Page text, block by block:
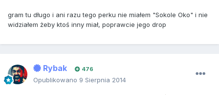
gram tu długo i ani razu tego perku nie miałem "Sokole Oko" i nie
widziałem żeby ktoś inny miał, poprawcie jego drop
Rybak 476
Opublikowano 9 Sierpnia 2014